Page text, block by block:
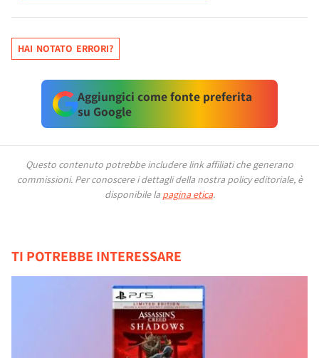
HAI NOTATO ERRORI?
Aggiungici come fonte preferita
su Google
Questo contenuto potrebbe includere link affiliati che generano
commissioni. Per conoscere i dettagli della nostra policy editoriale, è
disponibile la pagina etica.
TI POTREBBE INTERESSARE